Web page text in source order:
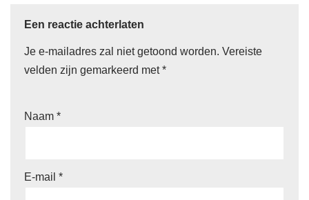
Een reactie achterlaten
Je e-mailadres zal niet getoond worden. Vereiste
velden zijn gemarkeerd met*
Naam *
E-mail *